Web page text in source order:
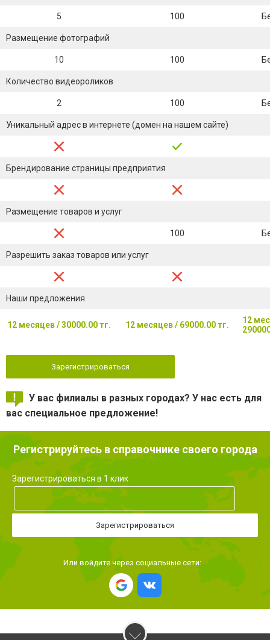
5 100
Размещение фотографий
10 100
Количество видеороликов
2 100
Уникальный адрес в интернете (домен на нашем сайте)
Брендирование страницы предприятия
Размещение товаров и услуг
100
Разрешить заказ товаров или услуг
Наши предложения
12 месяцев / 30000.00 тг. 12 месяцев / 69000.00 тг.
12
Зарегистрироваться
У вас филиалы в разных городах? У нас есть для
вас специальное предложение!
Регистрируйтесь в справочнике своего города
Зарегистрироваться в 1 клик
Зарегистрироваться
Или войдите через социальные сети: